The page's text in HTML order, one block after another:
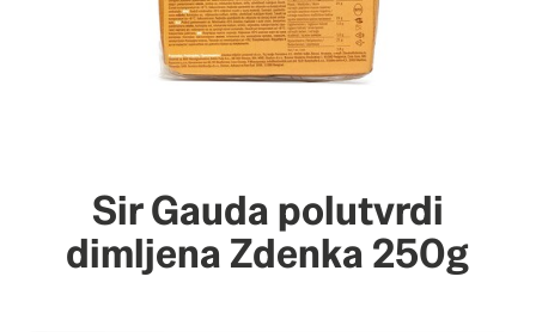
Sir Gauda polutvrdi
dimljena Zdenka 250g